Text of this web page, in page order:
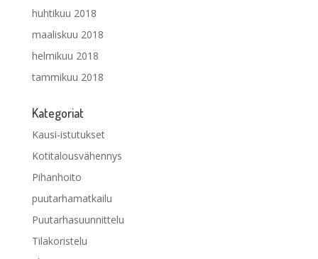
huhtikuu 2018
maaliskuu 2018
helmikuu 2018
tammikuu 2018
Kategoriat
Kausi-istutukset
Kotitalousvähennys
Pihanhoito
puutarhamatkailu
Puutarhasuunnittelu
Tilakoristelu